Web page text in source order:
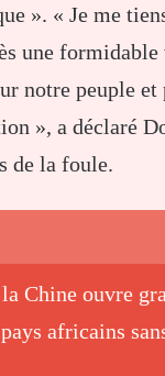
». « Je me
une
notre peuple
», a déclaré
de la foule.
Chine ouvre
africains